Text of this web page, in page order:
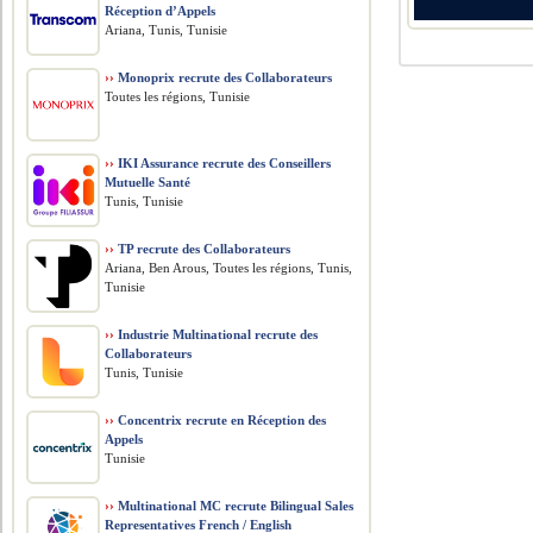
Réception d’Appels
Ariana, Tunis, Tunisie
›› Monoprix recrute des Collaborateurs
Toutes les régions, Tunisie
›› IKI Assurance recrute des Conseillers
Mutuelle Santé
Tunis, Tunisie
›› TP recrute des Collaborateurs
Ariana, Ben Arous, Toutes les régions, Tunis,
Tunisie
›› Industrie Multinational recrute des
Collaborateurs
Tunis, Tunisie
›› Concentrix recrute en Réception des
Appels
Tunisie
›› Multinational MC recrute Bilingual Sales
Representatives French / English